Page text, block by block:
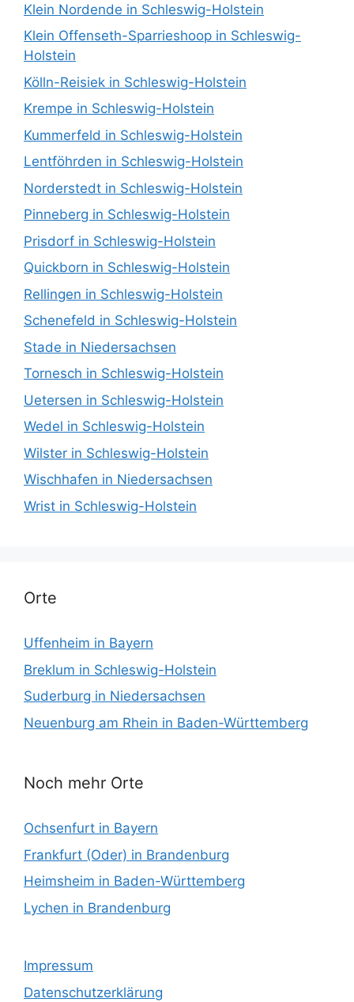
Klein Nordende in Schleswig-Holstein
Klein Offenseth-Sparrieshoop in Schleswig-
Holstein
Kölln-Reisiek in Schleswig-Holstein
Krempe in Schleswig-Holstein
Kummerfeld in Schleswig-Holstein
Lentföhrden in Schleswig-Holstein
Norderstedt in Schleswig-Holstein
Pinneberg in Schleswig-Holstein
Prisdorf in Schleswig-Holstein
Quickborn in Schleswig-Holstein
Rellingen in Schleswig-Holstein
Schenefeld in Schleswig-Holstein
Stade in Niedersachsen
Tornesch in Schleswig-Holstein
Uetersen in Schleswig-Holstein
Wedel in Schleswig-Holstein
Wilster in Schleswig-Holstein
Wischhafen in Niedersachsen
Wrist in Schleswig-Holstein
Orte
Uffenheim in Bayern
Breklum in Schleswig-Holstein
Suderburg in Niedersachsen
Neuenburg am Rhein in Baden-Württemberg
Noch mehr Orte
Ochsenfurt in Bayern
Frankfurt (Oder) in Brandenburg
Heimsheim in Baden-Württemberg
Lychen in Brandenburg
Impressum
Datenschutzerklärung